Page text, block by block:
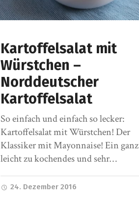
Kartoffelsalat mit
Würstchen –
Norddeutscher
Kartoffelsalat
So einfach und einfach so lecker:
Kartoffelsalat mit Würstchen! Der
Klassiker mit Mayonnaise! Ein ganz
leicht zu kochendes und sehr…
24. Dezember 2016